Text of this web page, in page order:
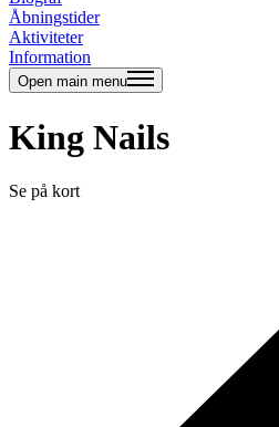
Åbningstider
Aktiviteter
Information
Open main menu
King Nails
Se på kort